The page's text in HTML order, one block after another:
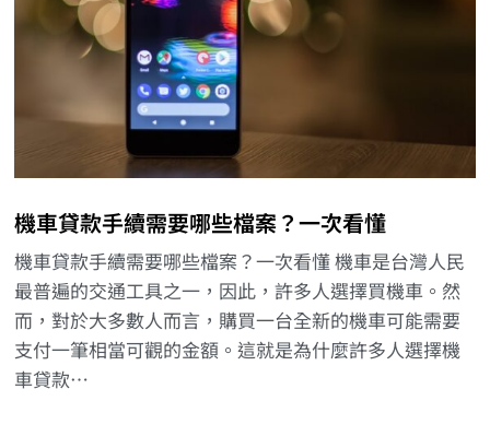
機車貸款手續需要哪些檔案？一次看懂
機車貸款手續需要哪些檔案？一次看懂 機車是台灣人民
最普遍的交通工具之一，因此，許多人選擇買機車。然
而，對於大多數人而言，購買一台全新的機車可能需要
支付一筆相當可觀的金額。這就是為什麼許多人選擇機
車貸款…